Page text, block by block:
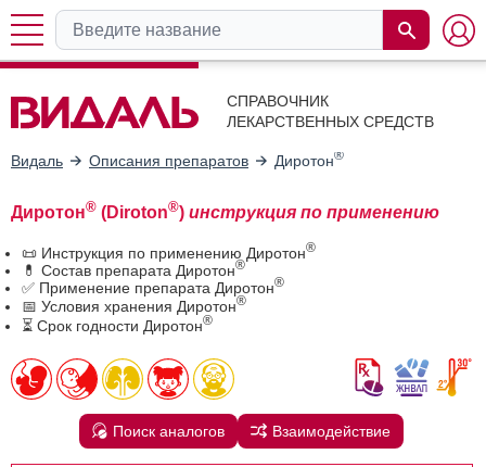
СПРАВОЧНИК
ЛЕКАРСТВЕННЫХ СРЕДСТВ
Видаль Описания препаратов Диротон®
Диротон® (Diroton®) инструкция по применению
📜 Инструкция по применению Диротон®
💊 Состав препарата Диротон®
✅ Применение препарата Диротон®
📅 Условия хранения Диротон®
⏳ Срок годности Диротон®
Поиск аналогов Взаимодействие